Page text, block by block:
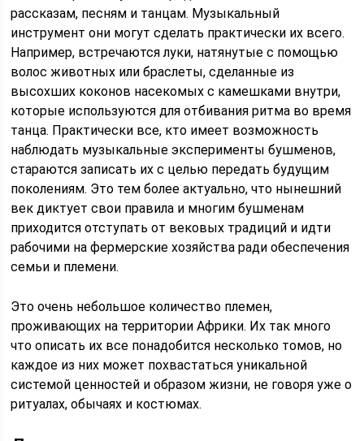
рассказам, песням и танцам. Музыкальный
инструмент они могут сделать практически их всего.
Например, встречаются луки, натянутые с помощью
волос животных или браслеты, сделанные из
высохших коконов насекомых с камешками внутри,
которые используются для отбивания ритма во время
танца. Практически все, кто имеет возможность
наблюдать музыкальные эксперименты бушменов,
стараются записать их с целью передать будущим
поколениям. Это тем более актуально, что нынешний
век диктует свои правила и многим бушменам
приходится отступать от вековых традиций и идти
рабочими на фермерские хозяйства ради обеспечения
семьи и племени.
Это очень небольшое количество племен,
проживающих на территории Африки. Их так много
что описать их все понадобится несколько томов, но
каждое из них может похвастаться уникальной
системой ценностей и образом жизни, не говоря уже о
ритуалах, обычаях и костюмах.